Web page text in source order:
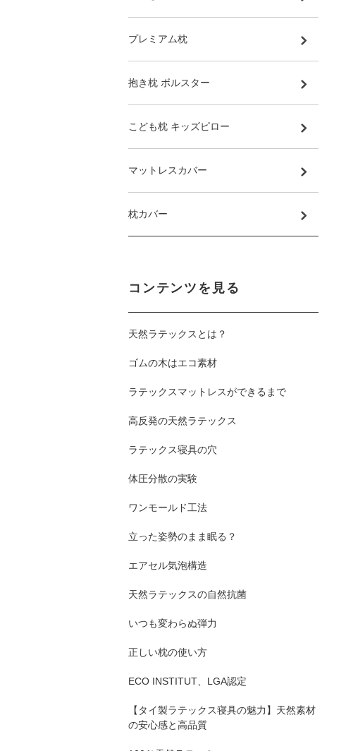
プレミアム枕
抱き枕 ボルスター
こども枕 キッズピロー
マットレスカバー
枕カバー
コンテンツを見る
天然ラテックスとは？
ゴムの木はエコ素材
ラテックスマットレスができるまで
高反発の天然ラテックス
ラテックス寝具の穴
体圧分散の実験
ワンモールド工法
立った姿勢のまま眠る？
エアセル気泡構造
天然ラテックスの自然抗菌
いつも変わらぬ弾力
正しい枕の使い方
ECO INSTITUT、LGA認定
【タイ製ラテックス寝具の魅力】天然素材
の安心感と高品質